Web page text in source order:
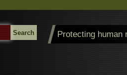
Protecting human